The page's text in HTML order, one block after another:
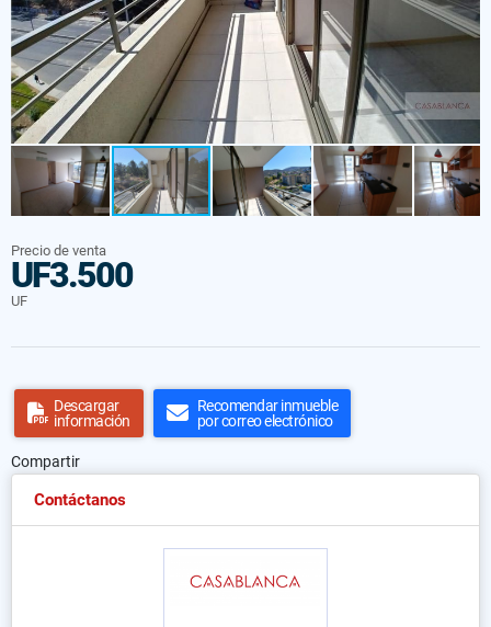
Precio de venta
UF3.500
UF
Descargar
información
Recomendar inmueble
por correo electrónico
Compartir
Contáctanos